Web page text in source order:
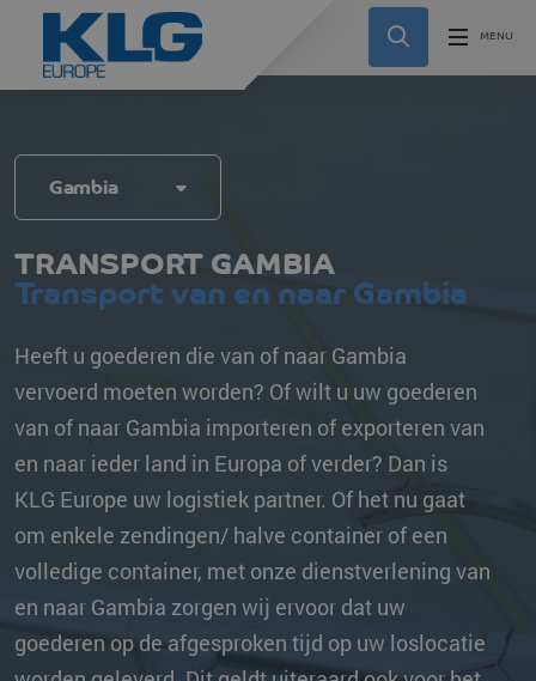
Gambia
TRANSPORT GAMBIA
Transport van en naar Gambia
Heeft u goederen die van of naar Gambia
vervoerd moeten worden? Of wilt u uw goederen
van of naar Gambia importeren of exporteren van
en naar ieder land in Europa of verder? Dan is
KLG Europe uw logistiek partner. Of het nu gaat
om enkele zendingen/ halve container of een
volledige container, met onze dienstverlening van
en naar Gambia zorgen wij ervoor dat uw
goederen op de afgesproken tijd op uw loslocatie